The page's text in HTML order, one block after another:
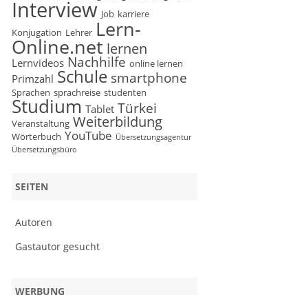
Interview Job karriere
Konjugation Lehrer Lern-
Online.net lernen
Lernvideos Nachhilfe online lernen
Primzahl Schule smartphone
Sprachen sprachreise studenten
Studium Tablet Türkei
Veranstaltung Weiterbildung
Wörterbuch YouTube Übersetzungsagentur
Übersetzungsbüro
SEITEN
Autoren
Gastautor gesucht
WERBUNG